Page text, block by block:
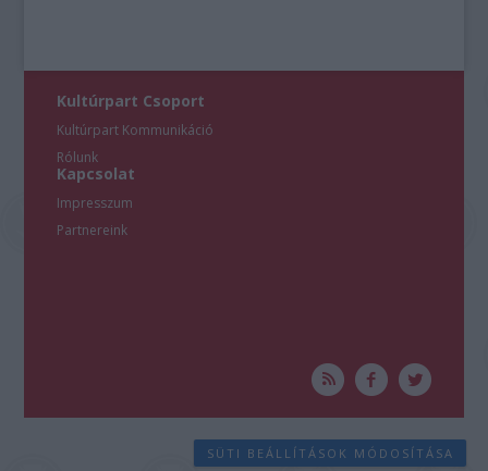
Kultúrpart Csoport
Kultúrpart Kommunikáció
Rólunk
Kapcsolat
Impresszum
Partnereink
SÜTI BEÁLLÍTÁSOK MÓDOSÍTÁSA